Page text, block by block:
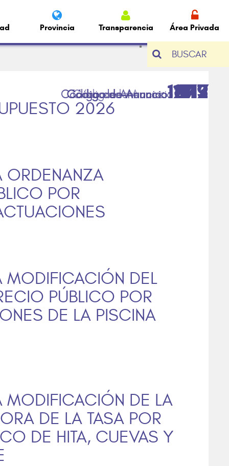
Provincia Transparencia Área Privada
BUSCAR
2026
1717
ORDENANZA
POR
1679
MODIFICACIÓN DEL
PÚBLICO POR
DE LA PISCINA
1612
MODIFICACIÓN DE LA
DE LA TASA POR
DE HITA, CUEVAS Y
1613
1249
917